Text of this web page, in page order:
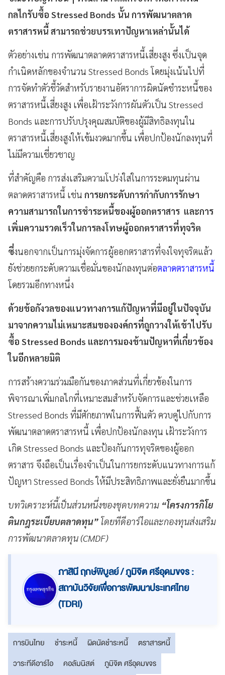
กลไกรับซื้อ Stressed Bonds นั้น การพัฒนาตลาด
ตราสารหนี้ สามารถช่วยบรรเทาปัญหาเหล่านั้นได้
ตัวอย่างเช่น การพัฒนาตลาดตราสารหนี้เสี่ยงสูง ซึ่งเป็นจุด
กำเนิดหลักของจำนวน Stressed Bonds โดยมุ่งเน้นไปที่
การจัดทำตัวชี้วัดสำหรับรายงานอัตราการผิดนัดชำระหนี้ของ
ตราสารหนี้เสี่ยงสูง เพื่อเฝ้าระวังการผันตัวเป็น Stressed
Bonds และการปรับปรุงคุณสมบัติของผู้มีสิทธิลงทุนใน
ตราสารหนี้เสี่ยงสูงให้เข้มงวดมากขึ้น เพื่อปกป้องนักลงทุนที่
ไม่มีความเชี่ยวชาญ
ที่สำคัญคือ การส่งเสริมความโปร่งใสในการระดมทุนผ่าน
ตลาดตราสารหนี้ เช่น การยกระดับการกำกับการรักษา
ความสามารถในการชำระหนี้ของผู้ออกตราสาร และการ
เพิ่มความรวดเร็วในการลงโทษผู้ออกตราสารที่ทุจริต
ซึ่งนอกจากเป็นการมุ่งจัดการผู้ออกตราสารที่จงใจทุจริตแล้ว
ยังช่วยยกระดับความเชื่อมั่นของนักลงทุนต่อตลาดตราสารหนี้
โดยรวมอีกทางหนึ่ง
ด้วยข้อกังวลของแนวทางการแก้ปัญหาที่มีอยู่ในปัจจุบัน
มาจากความไม่เหมาะสมขององค์กรที่ถูกวางให้เข้าไปรับ
ซื้อ Stressed Bonds และการมองข้ามปัญหาที่เกี่ยวข้อง
ในอีกหลายมิติ
การสร้างความร่วมมือกันของภาคส่วนที่เกี่ยวข้องในการ
พิจารณาเพิ่มกลไกที่เหมาะสมสำหรับจัดการและช่วยเหลือ
Stressed Bonds ที่มีศักยภาพในการฟื้นตัว ควบคู่ไปกับการ
พัฒนาตลาดตราสารหนี้ เพื่อปกป้องนักลงทุน เฝ้าระวังการ
เกิด Stressed Bonds และป้องกันการทุจริตของผู้ออก
ตราสาร จึงถือเป็นเรื่องจำเป็นในการยกระดับแนวทางการแก้
ปัญหา Stressed Bonds ให้มีประสิทธิภาพและยั่งยืนมากขึ้น
บทวิเคราะห์นี้เป็นส่วนหนึ่งของชุดบทความ “โครงการกิโย
ตินกฎระเบียบตลาดทุน” โดยทีดีอาร์ไอและกองทุนส่งเสริม
การพัฒนาตลาดทุน (CMDF)
ภาสินี ฤกษ์พิบูลย์ / ภูมิจิต ศรีอุดมขจร :
สถาบันวิจัยเพื่อการพัฒนาประเทศไทย
(TDRI)
การบินไทย ชำระหนี้ ผิดนัดชำระหนี้
ตราสารหนี้
วาระทีดีอาร์ไอ
คอลัมนิสต์
ภูมิจิต ศรีอุดมขจร